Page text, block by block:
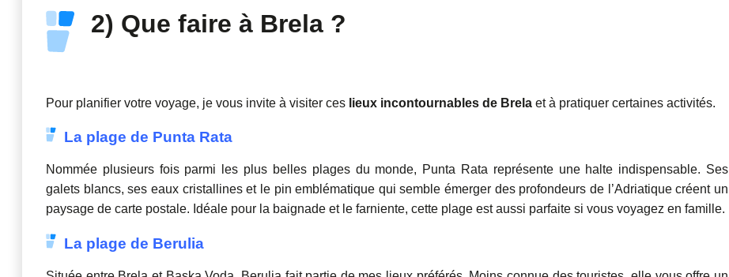
2) Que faire à Brela ?
Pour planifier votre voyage, je vous invite à visiter ces lieux incontournables de Brela et à pratiquer certaines activités.
La plage de Punta Rata
Nommée plusieurs fois parmi les plus belles plages du monde, Punta Rata représente une halte indispensable. Ses
galets blancs, ses eaux cristallines et le pin emblématique qui semble émerger des profondeurs de l’Adriatique créent un
paysage de carte postale. Idéale pour la baignade et le farniente, cette plage est aussi parfaite si vous voyagez en famille.
La plage de Berulia